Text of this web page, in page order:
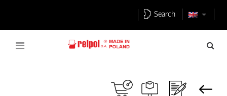
Search